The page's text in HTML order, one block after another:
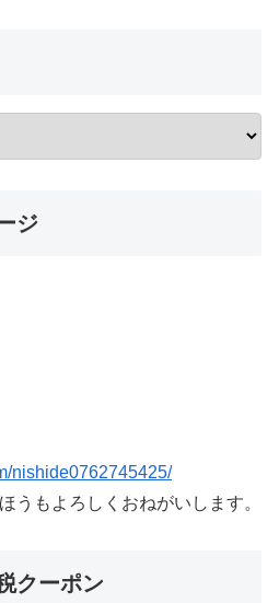
ジ
nishide0762745425/
うもよろしくおねがいします。
クーポン